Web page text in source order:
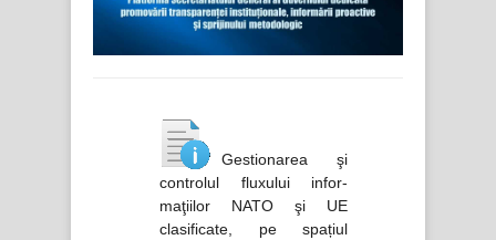
Gestionarea şi
controlul fluxului infor-
maţiilor NATO şi UE
clasificate, pe spațiul